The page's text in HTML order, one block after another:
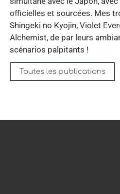
officielles et sourcées. Mes
Shingeki no Kyojin, Violet
Alchemist, de par leurs
scénarios palpitants !
Toutes les publications